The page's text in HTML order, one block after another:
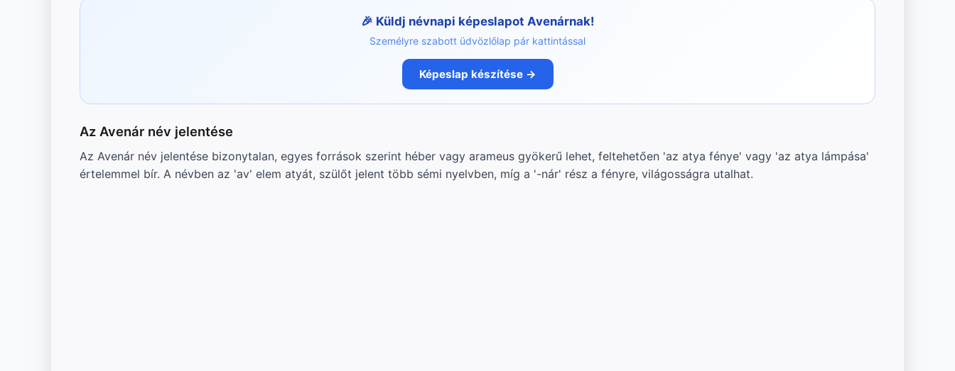
Küldj névnapi képeslapot Avenárnak!
Személyre szabott üdvözlőlap pár kattintással
Képeslap készítése →
Az Avenár név jelentése
Az Avenár név jelentése bizonytalan, egyes források szerint héber vagy arameus gyökerű lehet, feltehetően 'az atya fénye' vagy 'az atya lámpása'
értelemmel bír. A névben az 'av' elem atyát, szülőt jelent több sémi nyelvben, míg a '-nár' rész a fényre, világosságra utalhat.